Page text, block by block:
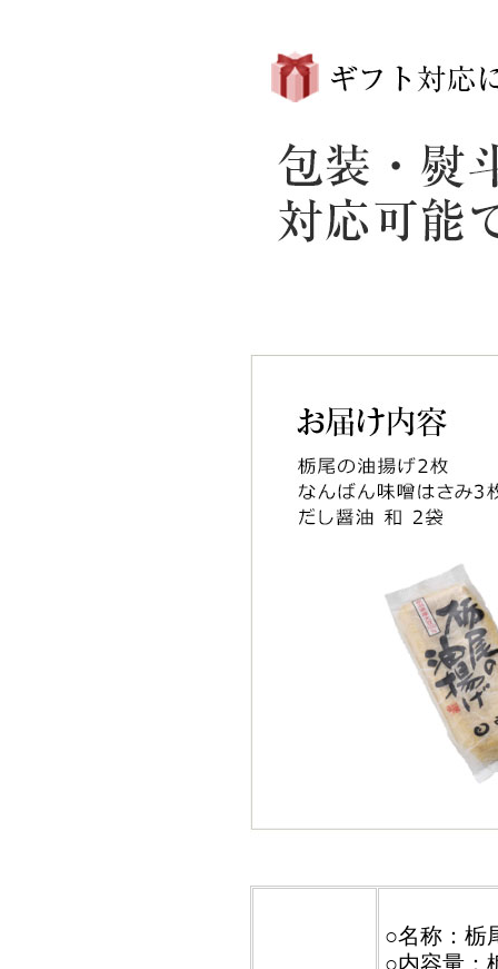
○名称：栃
○内容量：